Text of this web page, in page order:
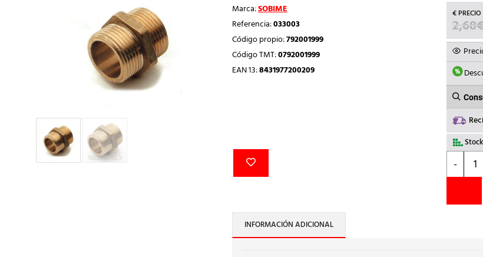
Marca:SOBIME
Referencia:033003
Código propio:792001999
Código TMT:0792001999
EAN 13:8431977200209
2,68
-
INFORMACIÓN ADICIONAL